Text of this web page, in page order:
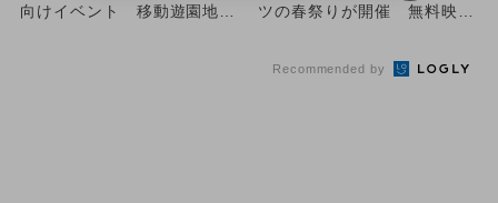
向けイベント 移動遊園地＆
ツの春祭りが開催 無料映
Recommended by